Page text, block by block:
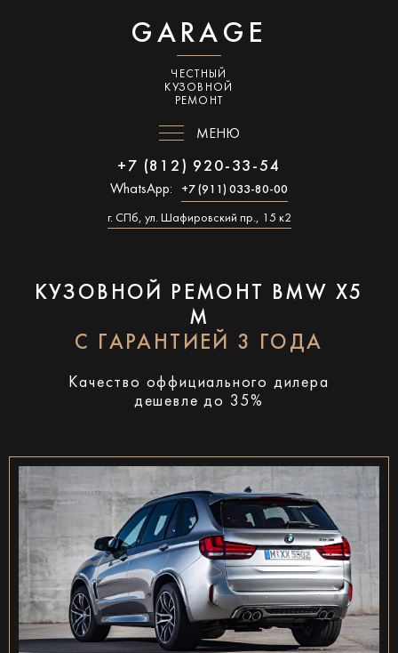
GARAGE
ЧЕСТНЫЙ
КУЗОВНОЙ
РЕМОНТ
МЕНЮ
+7 (812) 920-33-54
WhatsApp: +7 (911) 033-80-00
г. СПб, ул. Шафировский пр., 15 к2
КУЗОВНОЙ РЕМОНТ BMW X5
M
С ГАРАНТИЕЙ 3 ГОДА
Качество оффициального дилера
дешевле до 35%